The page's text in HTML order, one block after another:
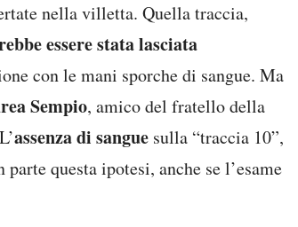
nella villetta. Quella traccia,
essere stata lasciata
con le mani sporche di sangue. Ma
Sempio, amico del fratello della
assenza di sangue sulla “traccia 10”,
questa ipotesi, anche se l’esame